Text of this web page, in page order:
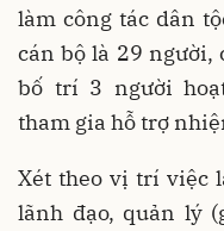
làm công tác dân
cán bộ là 29 người,
bố trí 3 người
tham gia hỗ trợ
Xét theo vị trí việc
lãnh đạo, quản lý